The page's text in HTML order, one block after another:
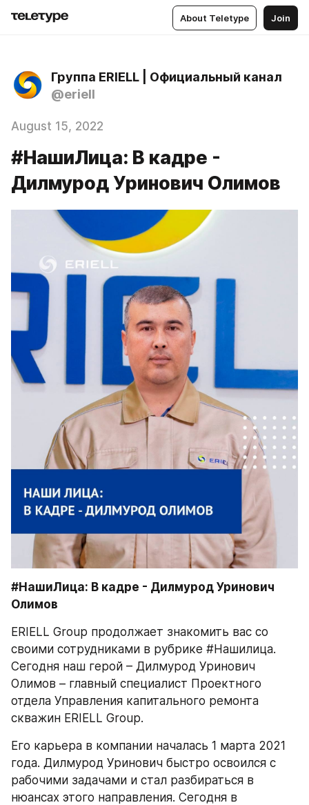
About Teletype Join
Группа ERIELL | Официальный канал
@eriell
August 15, 2022
#НашиЛица: В кадре -
Дилмурод Уринович Олимов
#НашиЛица: В кадре - Дилмурод Уринович
Олимов
ERIELL Group продолжает знакомить вас со
своими сотрудниками в рубрике #Нашилица.
Сегодня наш герой – Дилмурод Уринович
Олимов – главный специалист Проектного
отдела Управления капитального ремонта
скважин ERIELL Group.
Его карьера в компании началась 1 марта 2021
года. Дилмурод Уринович быстро освоился с
рабочими задачами и стал разбираться в
нюансах этого направления. Сегодня в